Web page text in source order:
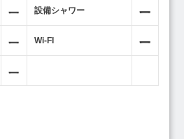
設備シャワー
Wi-FI